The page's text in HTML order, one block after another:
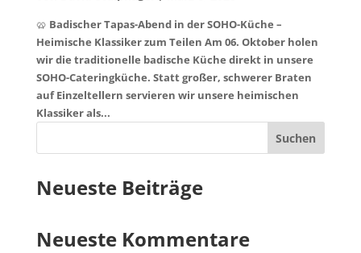
🥨 Badischer Tapas-Abend in der SOHO-Küche –
Heimische Klassiker zum Teilen Am 06. Oktober holen
wir die traditionelle badische Küche direkt in unsere
SOHO-Cateringküche. Statt großer, schwerer Braten
auf Einzeltellern servieren wir unsere heimischen
Klassiker als...
Suchen
Neueste Beiträge
Neueste Kommentare